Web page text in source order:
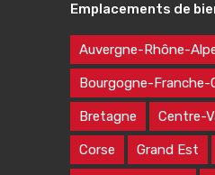
Emplacements de
Auvergne-Rhône-
Bourgogne-Franche-
Bretagne Centre-
Corse Grand Est